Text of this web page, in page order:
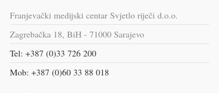
Franjevački medijski centar Svjetlo riječi d.o.o.
Zagrebačka 18, BiH - 71000 Sarajevo
Tel: +387 (0)33 726 200
Mob: +387 (0)60 33 88 018